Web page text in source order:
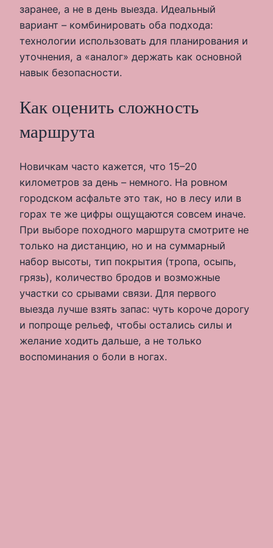
заранее, а не в день выезда. Идеальный
вариант – комбинировать оба подхода:
технологии использовать для планирования и
уточнения, а «аналог» держать как основной
навык безопасности.
Как оценить сложность
маршрута
Новичкам часто кажется, что 15–20
километров за день – немного. На ровном
городском асфальте это так, но в лесу или в
горах те же цифры ощущаются совсем иначе.
При выборе походного маршрута смотрите не
только на дистанцию, но и на суммарный
набор высоты, тип покрытия (тропа, осыпь,
грязь), количество бродов и возможные
участки со срывами связи. Для первого
выезда лучше взять запас: чуть короче дорогу
и попроще рельеф, чтобы остались силы и
желание ходить дальше, а не только
воспоминания о боли в ногах.